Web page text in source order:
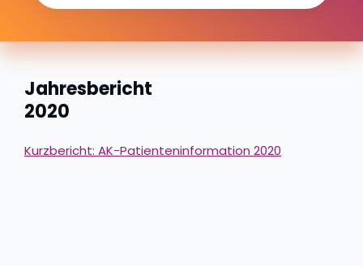
Jahresbericht
2020
Kurzbericht: AK-Patienteninformation 2020